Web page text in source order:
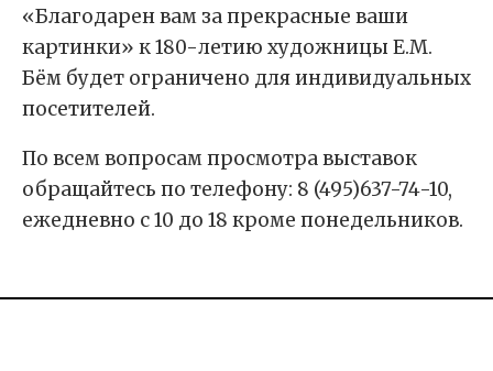
«Благодарен вам за прекрасные ваши
картинки» к 180-летию художницы Е.М.
Бём будет ограничено для индивидуальных
посетителей.
По всем вопросам просмотра выставок
обращайтесь по телефону: 8 (495)637-74-10,
ежедневно с 10 до 18 кроме понедельников.